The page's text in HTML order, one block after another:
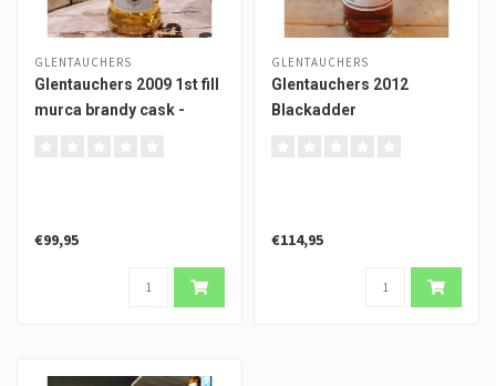
GLENTAUCHERS
Glentauchers 2009 1st fill
murca brandy cask -
€99,95
GLENTAUCHERS
Glentauchers 2012
Blackadder
€114,95